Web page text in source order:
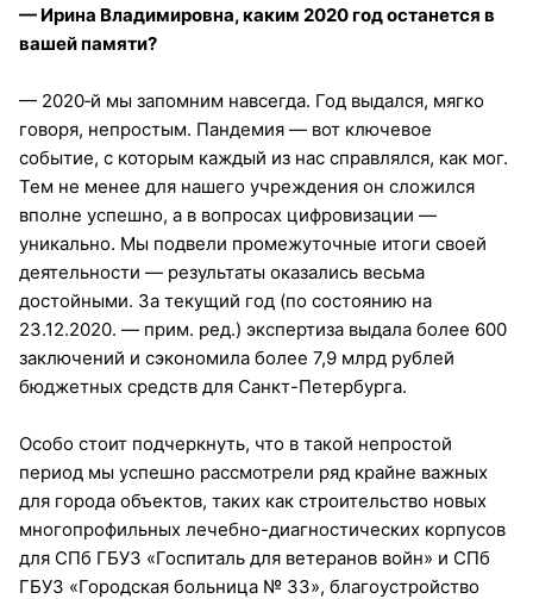
— Ирина Владимировна, каким 2020 год останется в
вашей памяти?
— 2020‑й мы запомним навсегда. Год выдался, мягко
говоря, непростым. Пандемия — вот ключевое
событие, с которым каждый из нас справлялся, как мог.
Тем не менее для нашего учреждения он сложился
вполне успешно, а в вопросах цифровизации —
уникально. Мы подвели промежуточные итоги своей
деятельности — результаты оказались весьма
достойными. За текущий год (по состоянию на
23.12.2020. — прим. ред.) экспертиза выдала более 600
заключений и сэкономила более 7,9 млрд рублей
бюджетных средств для Санкт-Петербурга.
Особо стоит подчеркнуть, что в такой непростой
период мы успешно рассмотрели ряд крайне важных
для города объектов, таких как строительство новых
многопрофильных лечебно-диагностических корпусов
для СПб ГБУЗ «Госпиталь для ветеранов войн» и СПб
ГБУЗ «Городская больница № 33», благоустройство